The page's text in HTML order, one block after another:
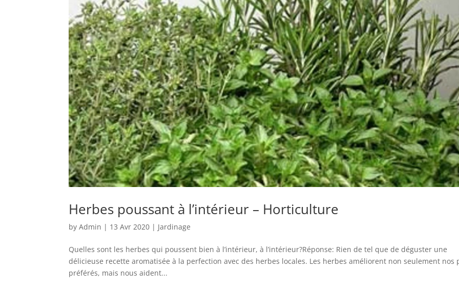
Herbes poussant à l’intérieur – Horticulture
byAdmin | 13 Avr 2020 | Jardinage
Quelles sont les herbes qui poussent bien à l’intérieur, à l’intérieur?Réponse: Rien de tel que de déguster une
délicieuse recette aromatisée à la perfection avec des herbes locales. Les herbes améliorent non seulement nos
préférés, mais nous aident...